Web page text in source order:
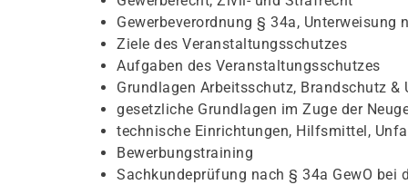
Gewerbeverordnung § 34a, Unterweisung
Ziele des Veranstaltungsschutzes
Aufgaben des Veranstaltungsschutzes
Grundlagen Arbeitsschutz, Brandschutz &
gesetzliche Grundlagen im Zuge der
technische Einrichtungen, Hilfsmittel,
Bewerbungstraining
Sachkundeprüfung nach § 34a GewO bei